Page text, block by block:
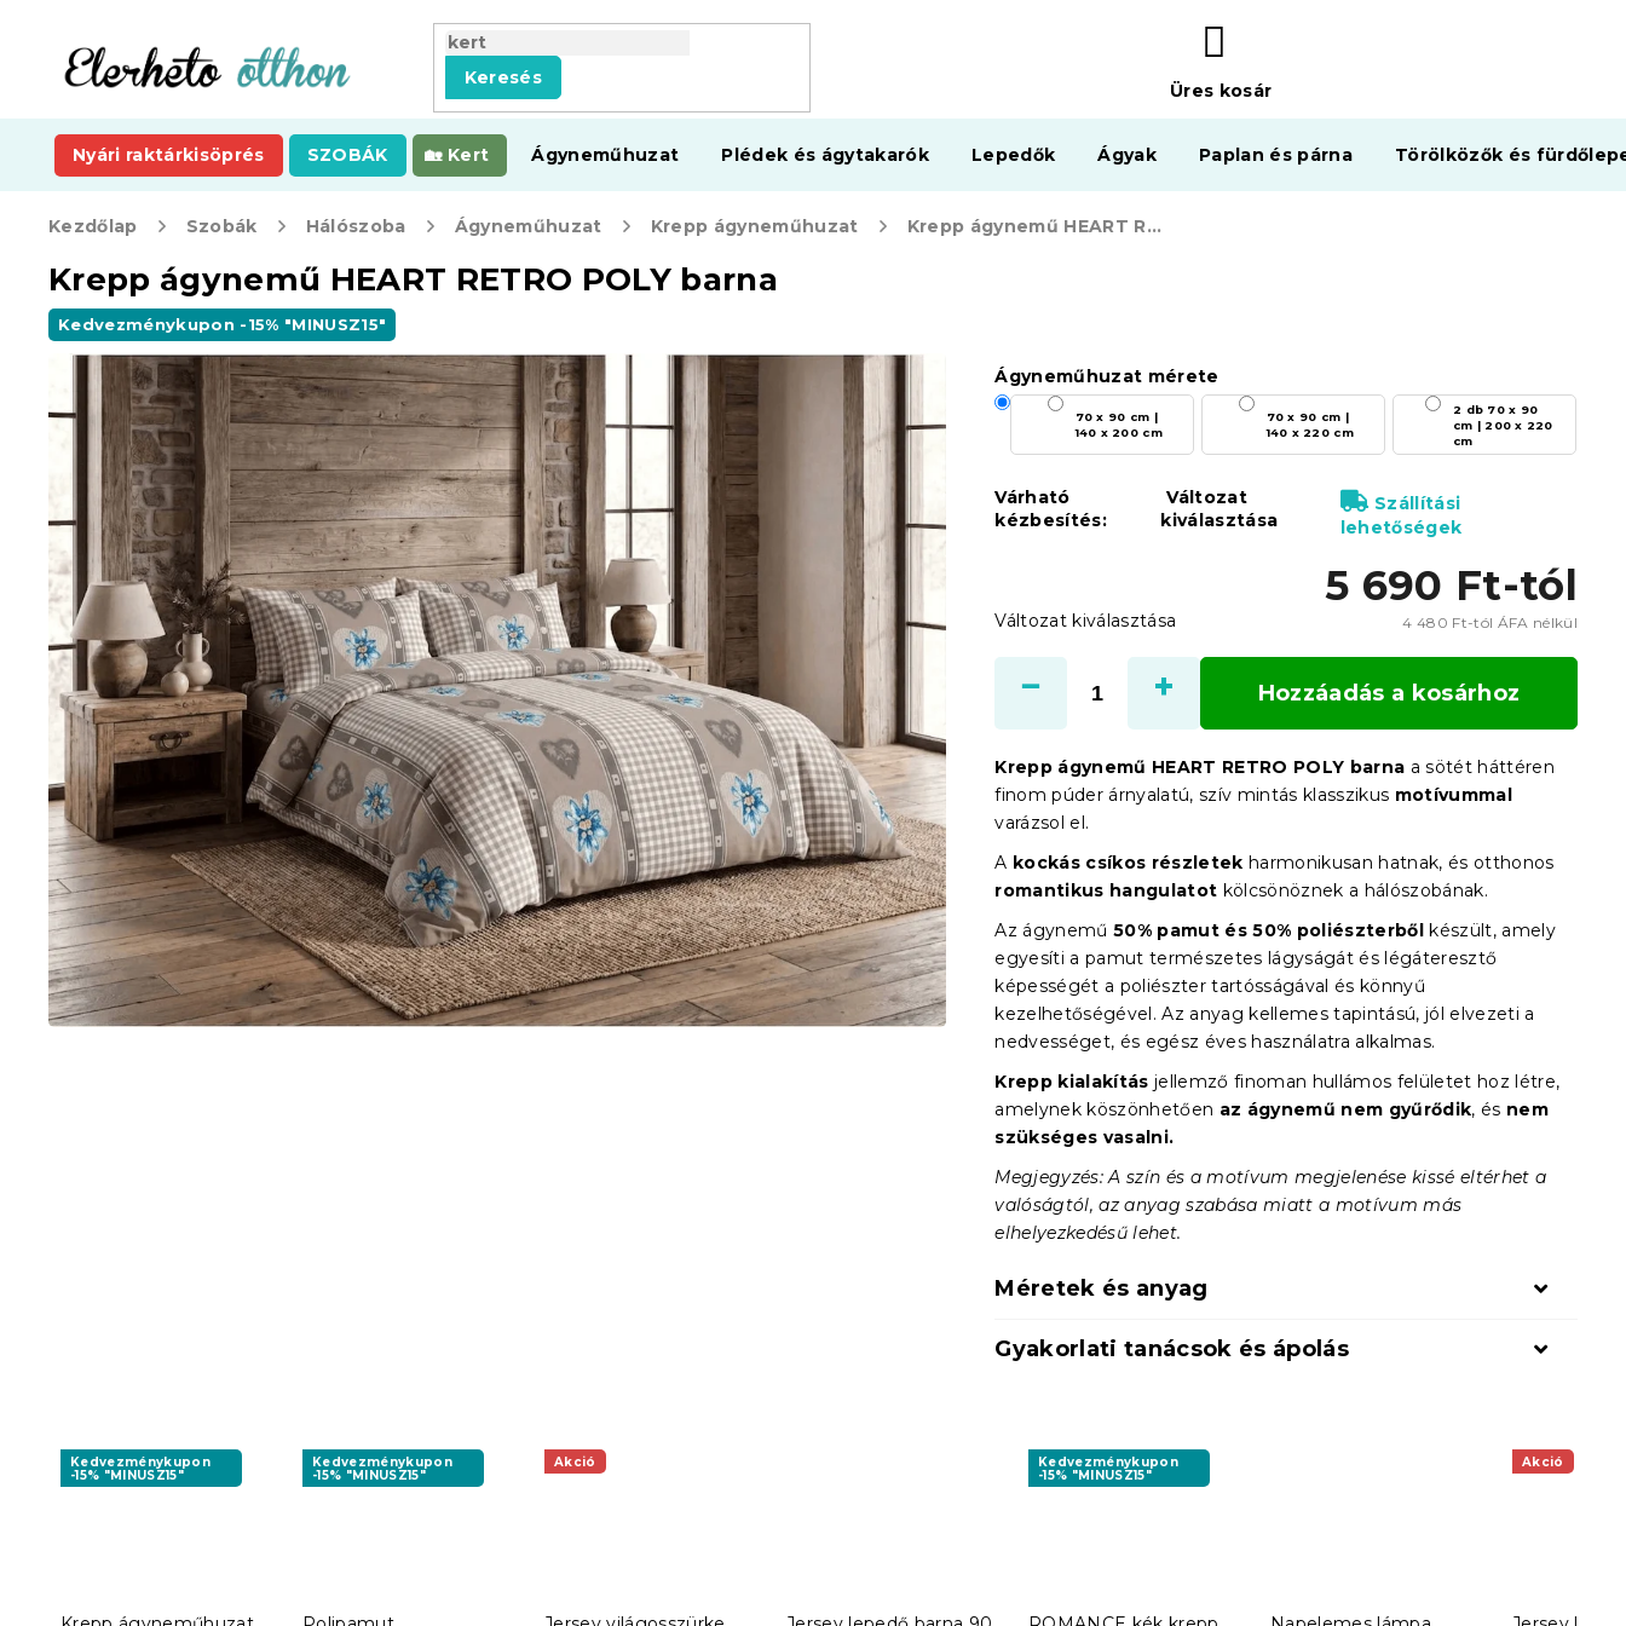
tartalomhoz
Keresés
KOSÁR
Üres kosár
Nyári raktárkisöprés SZOBÁK Kert Ágyneműhuzat Plédek és ágytakarók Lepedők Ágyak Paplan és párna Törölközők és
Kezdőlap Szobák Hálószoba Ágyneműhuzat Krepp ágyneműhuzat Krepp ágynemű HEART RETRO POLY barna
Krepp ágynemű HEART RETRO POLY barna
Kedvezménykupon -15% "MINUSZ15"
5 690 Ft-tól
4 480 Ft-tól ÁFA nélkül
Változat kiválasztása
Ágyneműhuzat mérete
70 x 90 cm |
140 x 200 cm
70 x 90 cm |
140 x 220 cm
2 db 70 x 90
cm | 200 x 220
cm
Várható
kézbesítés:
Változat
kiválasztása
Szállítási
lehetőségek
Hozzáadás a kosárhoz
Krepp ágynemű HEART RETRO POLY barna a sötét háttéren
finom púder árnyalatú, szív mintás klasszikus motívummal
varázsol el.
A kockás csíkos részletek harmonikusan hatnak, és otthonos
romantikus hangulatot kölcsönöznek a hálószobának.
Az ágynemű50% pamut és 50% poliészterből készült, amely
egyesíti a pamut természetes lágyságát és légáteresztő
képességét a poliészter tartósságával és könnyű
kezelhetőségével. Az anyag kellemes tapintású, jól elvezeti a
nedvességet, és egész éves használatra alkalmas.
Krepp kialakítás jellemző finoman hullámos felületet hoz létre,
amelynek köszönhetően az ágynemű nem gyűrődik, és nem
szükséges vasalni.
Megjegyzés: A szín és a motívum megjelenése kissé eltérhet a
valóságtól, az anyag szabása miatt a motívum más
elhelyezkedésű lehet.
Méretek és anyag
Gyakorlati tanácsok és ápolás
Kedvezménykupon
-15% "MINUSZ15"
Kedvezménykupon
-15% "MINUSZ15"
Akció
Kedvezménykupon
-15% "MINUSZ15"
Akció